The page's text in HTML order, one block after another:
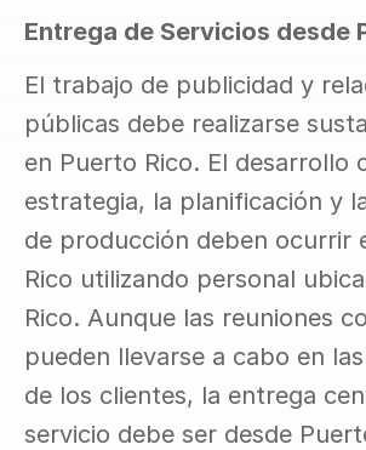
Entrega de Servicios desde
El trabajo de publicidad y
públicas debe realizarse
en Puerto Rico. El desarrollo
estrategia, la planificación y
de producción deben ocurrir
Rico utilizando personal
Rico. Aunque las reuniones
pueden llevarse a cabo en
de los clientes, la entrega
servicio debe ser desde